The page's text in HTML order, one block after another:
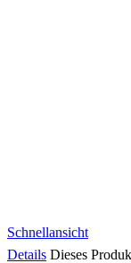
Schnellansicht
Details Dieses